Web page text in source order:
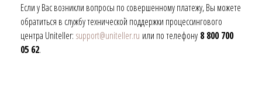
Если у Вас возникли вопросы по совершенному платежу, Вы можете
обратиться в службу технической поддержки процессингового
центра Uniteller: support@uniteller.ru или по телефону 8 800 700
05 62.